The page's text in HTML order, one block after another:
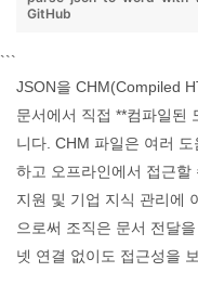
GitHub
```
JSON을 CHM(Compiled
문서에서 직접 **컴파일된
니다. CHM 파일은 여러
하고 오프라인에서 접근할
지원 및 기업 지식 관리에
으로써 조직은 문서 전달
넷 연결 없이도 접근성을